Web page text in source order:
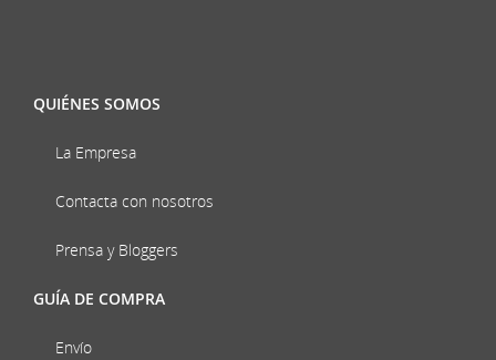
QUIÉNES SOMOS
La Empresa
Contacta con nosotros
Prensa y Bloggers
GUÍA DE COMPRA
Envío